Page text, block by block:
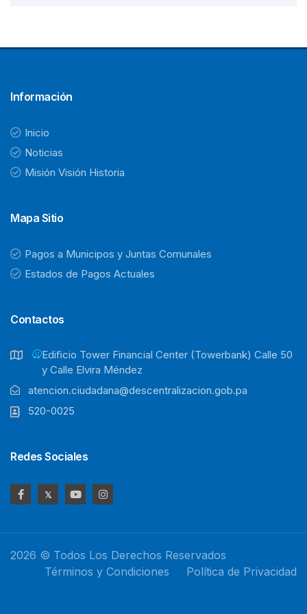
Información
Inicio
Noticias
Misión Visión Historia
Mapa Sitio
Pagos a Municipos y Juntas Comunales
Estados de Pagos Actuales
Contactos
Ediﬁcio Tower Financial Center (Towerbank) Calle 50
y Calle Elvira Méndez
atencion.ciudadana@descentralizacion.gob.pa
520-0025
Redes Sociales
2026 © Todos Los Derechos Reservados
Términos y Condiciones
Política de Privacidad